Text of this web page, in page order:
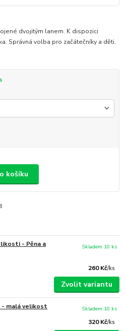
dvojitým lanem. K dispozici
Správná volba pro začátečníky a děti.
košíku
- Pěna a
260 Kč/ks
Skladem 10 ks
Zvolit variantu
- malá velikost
320 Kč/ks
Skladem 10 ks